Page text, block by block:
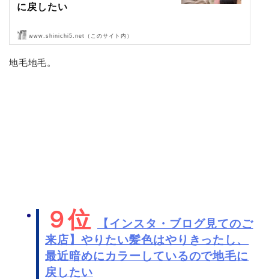
に戻したい
ご紹介にてご来店頂きました〜！
www.shinichi5.net（このサイト内）
地毛地毛。
９位
【インスタ・ブログ見てのご
来店】やりたい髪色はやりきったし、
最近暗めにカラーしているので地毛に
戻したい